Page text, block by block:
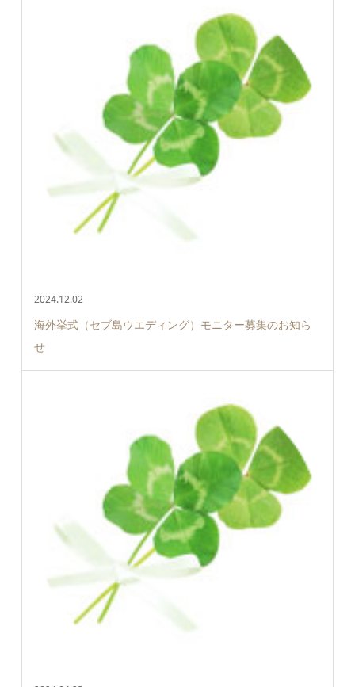
2024.12.02
海外挙式（セブ島ウエディング）モニター募集のお知ら
せ